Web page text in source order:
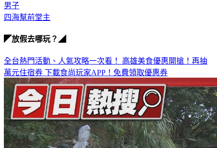
男子
四海幫前堂主
◤放假去哪玩？◢
全台熱門活動、人氣攻略一次看！ 高雄美食優惠開搶！再抽
萬元住宿券 下載食尚玩家APP！免費領取優惠券